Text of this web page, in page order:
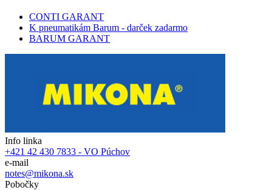
CONTI GARANT
K pneumatikám Barum - darček zadarmo
BARUM GARANT
Info linka
+421 42 430 7833 - VO Púchov
e-mail
notes@mikona.sk
Pobočky